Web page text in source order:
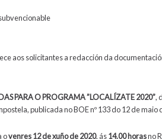
aos solicitantes a redacción da
PARA O PROGRAMA ”LOCALÍZATE 2020”,
publicada no BOE nº 133 do 12 de maio
ovenres 12 de xuño de 2020, ás14.00 horasno